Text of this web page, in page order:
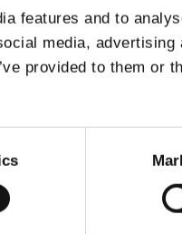
features and to
media, advertising
provided to them or